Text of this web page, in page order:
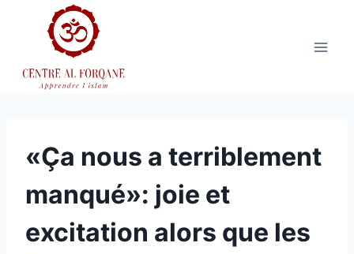
«Ça nous a terriblement
manqué»: joie et
excitation alors que les